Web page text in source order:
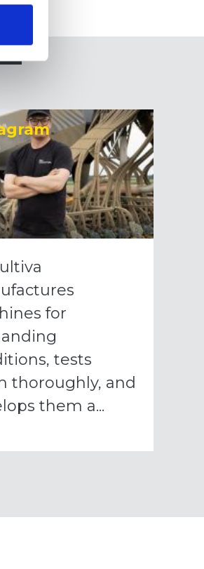
for
tests
thoroughly, and
them a...